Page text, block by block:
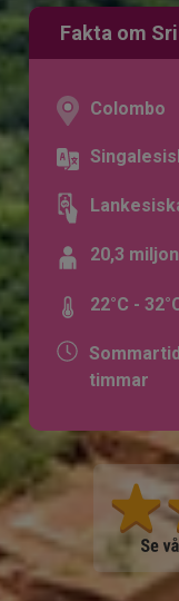
Fakta om
Colombo
20,3
22°C -
timmar